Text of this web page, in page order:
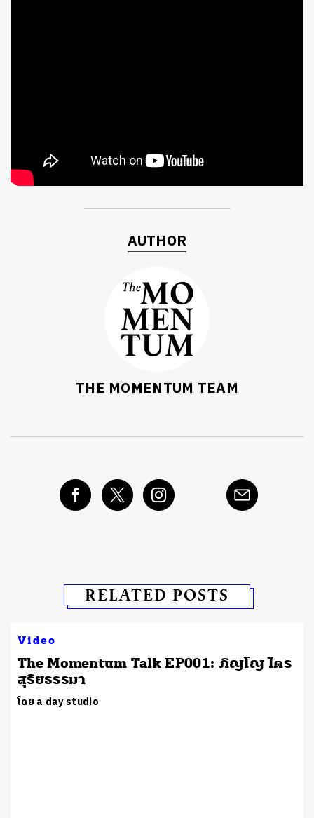
AUTHOR
THE MOMENTUM TEAM
RELATED POSTS
Video
The Momentum Talk EP001: ภิญโญ ไตร
สุริยธรรมา
โดย a day studio
SHARE TWEET LINE